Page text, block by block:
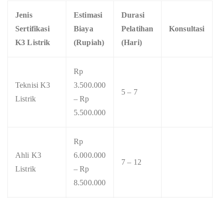
Jenis
Sertifikasi
K3 Listrik
Estimasi
Biaya
(Rupiah)
Durasi
Pelatihan
(Hari)
Konsultasi
Teknisi K3
Listrik
Rp
3.500.000
– Rp
5.500.000
5 – 7
Ahli K3
Listrik
Rp
6.000.000
– Rp
8.500.000
7 – 12